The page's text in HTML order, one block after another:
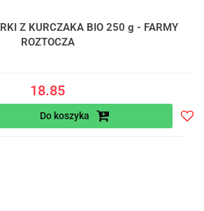
Z KURCZAKA BIO 250 g - FARMY
ROZTOCZA
18.85
Do koszyka